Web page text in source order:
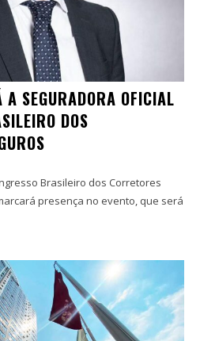
SEGURADORA OFICIAL
DOS
Brasileiro dos Corretores
presença no evento, que será